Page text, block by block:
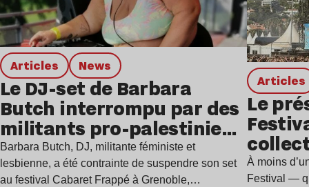
Articles news
Le DJ-set de Barbara
Butch interrompu par des
militants pro-palestiniens
à Grenoble
Barbara Butch, DJ, militante féministe et
lesbienne, a été contrainte de suspendre son set
au festival Cabaret Frappé à Grenoble,…
Articles
Le
À moins
Festival —